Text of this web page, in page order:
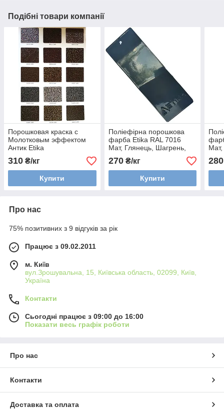
Подібні товари компанії
Порошковая краска с
Молотковым эффектом
Антик Etika
310 ₴/кг
Купити
Поліефірна порошкова
фарба Etika RAL 7016
Мат, Глянець, Шагрень,
Текстура
270₴/кг
Купити
280
Про нас
75% позитивних з 9 відгуків за рік
Працює з 09.02.2011
м. Київ
вул.Зрошувальна, 15, Київська область, 02099, Київ,
Україна
Контакти
Сьогодні працює з 09:00 до 16:00
Показати весь графік роботи
Про нас
Контакти
Доставка та оплата